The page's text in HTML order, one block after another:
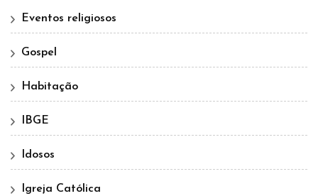
Eventos religiosos
Gospel
Habitação
IBGE
Idosos
Igreja Católica